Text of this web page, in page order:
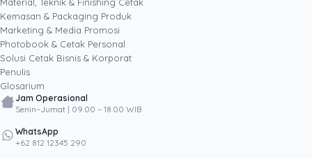
Popular
Kemasan & Packaging Produk
Marketing & Media Promosi
Photobook & Cetak Personal
Solusi Cetak Bisnis & Korporat
Penulis
Glosarium
Jam Operasional
Senin–Jumat | 09.00 – 18.00 WIB
WhatsApp
+62 812 12345 290